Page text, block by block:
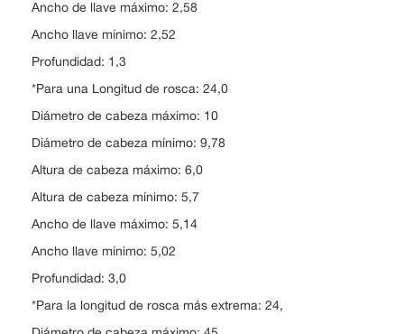
Ancho de llave máximo: 2,58
Ancho llave mínimo: 2,52
Profundidad: 1,3
*Para una Longitud de rosca: 24,0
Diámetro de cabeza máximo: 10
Diámetro de cabeza mínimo: 9,78
Altura de cabeza máximo: 6,0
Altura de cabeza mínimo: 5,7
Ancho de llave máximo: 5,14
Ancho llave mínimo: 5,02
Profundidad: 3,0
*Para la longitud de rosca más extrema: 24,